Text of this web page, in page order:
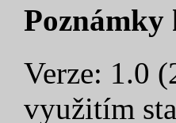
Poznámky
Verze: 1.0
využitím